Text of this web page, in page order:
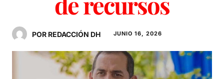
POR REDACCIÓN DH JUNIO 16, 2026